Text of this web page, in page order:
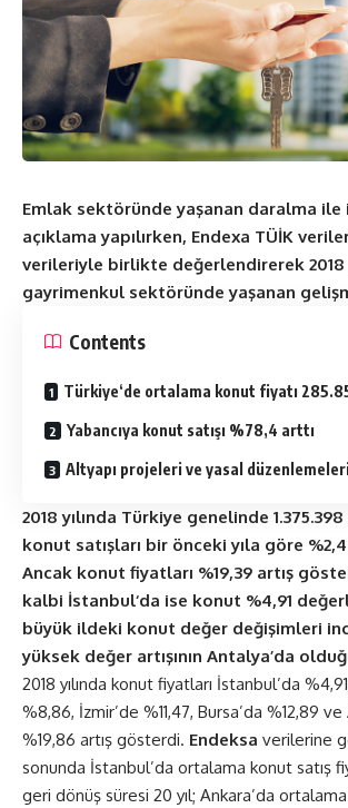
Emlak sektöründe yaşanan daralma
açıklama yapılırken, Endexa TÜİK
verileriyle birlikte değerlendirerek 2018
gayrimenkul sektöründe yaşanan
Contents
Türkiye‘de ortalama konut fiyatı
Yabancıya konut satışı %78,4 arttı
Altyapı projeleri ve yasal
2018 yılında Türkiye genelinde
konut satışları bir önceki yıla göre
Ancak konut fiyatları %19,39 artış
kalbi İstanbul‘da ise konut %4,91
büyük ildeki konut değer değişimleri
yüksek değer artışının Antalya’da
2018 yılında konut fiyatları İstanbul’da
%8,86, İzmir’de %11,47, Bursa’da %12,89
%19,86 artış gösterdi. Endeksa verilerine
sonunda İstanbul’da ortalama konut satış
geri dönüş süresi 20 yıl; Ankara’da